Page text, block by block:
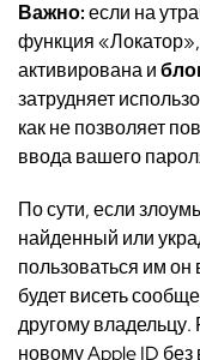
Важно:если на
функция
активирована и
затрудняет
как не позволяет
ввода вашего
По сути, если
найденный или
пользоваться им
будет висеть
другому владельцу.
новому Apple ID